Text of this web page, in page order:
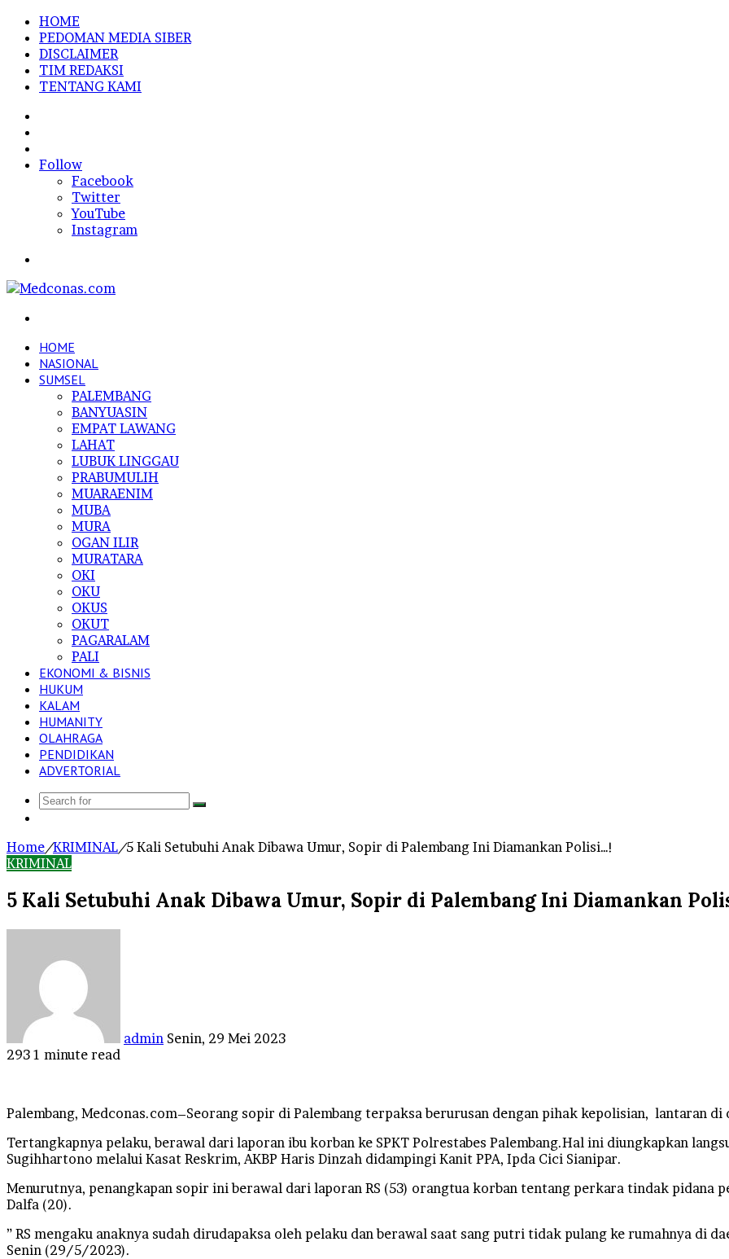
HOME
PEDOMAN MEDIA SIBER
DISCLAIMER
TIM REDAKSI
TENTANG KAMI
In
Follow
Facebook
Twitter
YouTube
Instagram
HOME
NASIONAL
SUMSEL
PALEMBANG
BANYUASIN
EMPAT LAWANG
LAHAT
LUBUK LINGGAU
PRABUMULIH
MUARAENIM
MUBA
MURA
OGAN ILIR
MURATARA
OKI
OKU
OKUS
OKUT
PAGARALAM
PALI
EKONOMI & BISNIS
HUKUM
KALAM
HUMANITY
OLAHRAGA
PENDIDIKAN
ADVERTORIAL
Search
Home/KRIMINAL/5 Kali Setubuhi Anak Dibawa Umur, Sopir di Palembang Ini Diamankan Polisi…!
KRIMINAL
5 Kali Setubuhi Anak Dibawa Umur, Sopir di Palembang Ini Diamankan
admin Senin, 29 Mei 2023
293 1 minute read
Palembang, Medconas.com–Seorang sopir di Palembang terpaksa berurusan dengan pihak kepolisian, lantaran di
Tertangkapnya pelaku, berawal dari laporan ibu korban ke SPKT Polrestabes Palembang.Hal ini diungkapkan
Sugihhartono melalui Kasat Reskrim, AKBP Haris Dinzah didampingi Kanit PPA, Ipda Cici Sianipar.
Menurutnya, penangkapan sopir ini berawal dari laporan RS (53) orangtua korban tentang perkara tindak pidana
Dalfa (20).
” RS mengaku anaknya sudah dirudapaksa oleh pelaku dan berawal saat sang putri tidak pulang ke rumahnya di
Senin (29/5/2023).